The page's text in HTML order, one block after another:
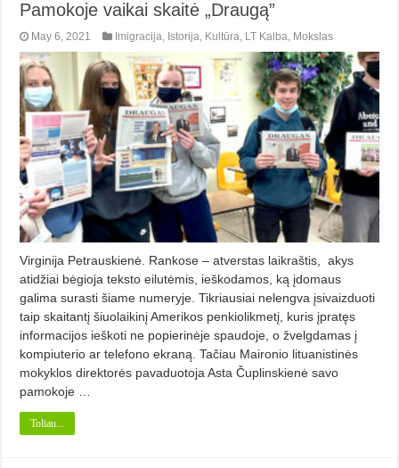
Pamokoje vaikai skaitė „Draugą”
May 6, 2021 Imigracija Istorija Kultūra LT Kalba Mokslas
Virginija Petrauskienė. Rankose – atverstas laikraštis, akys
atidžiai bėgioja teksto eilutėmis, ieškodamos, ką įdomaus
galima surasti šiame numeryje. Tikriausiai nelengva įsivaizduoti
taip skaitantį šiuolaikinį Amerikos penkiolikmetį, kuris įpratęs
infor­macijos ieškoti ne popierinėje spaudoje, o žvelgdamas į
kompiuterio ar telefono ekraną. Tačiau Maironio lituanistinės
mokyklos direktorės pavaduotoja Asta Čuplinskienė savo
pamokoje …
Toliau...